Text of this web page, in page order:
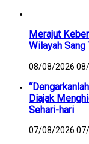
Merajut
Wilayah Sang
08/08/2026
Diajak
Sehari-hari
07/08/2026